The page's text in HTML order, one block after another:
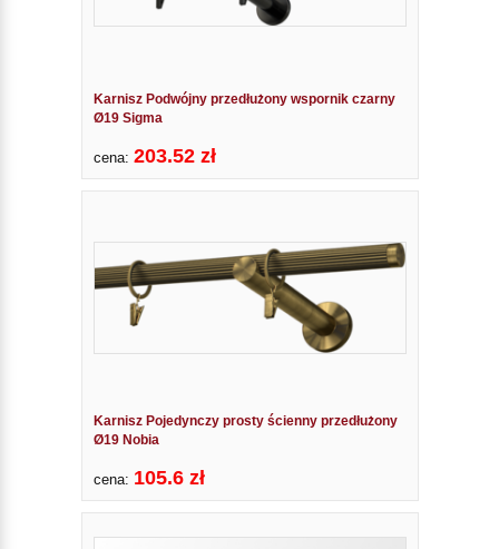
Karnisz Podwójny przedłużony wspornik czarny
Ø19 Sigma
cena: 203.52 zł
Karnisz Pojedynczy prosty ścienny przedłużony
Ø19 Nobia
cena: 105.6 zł